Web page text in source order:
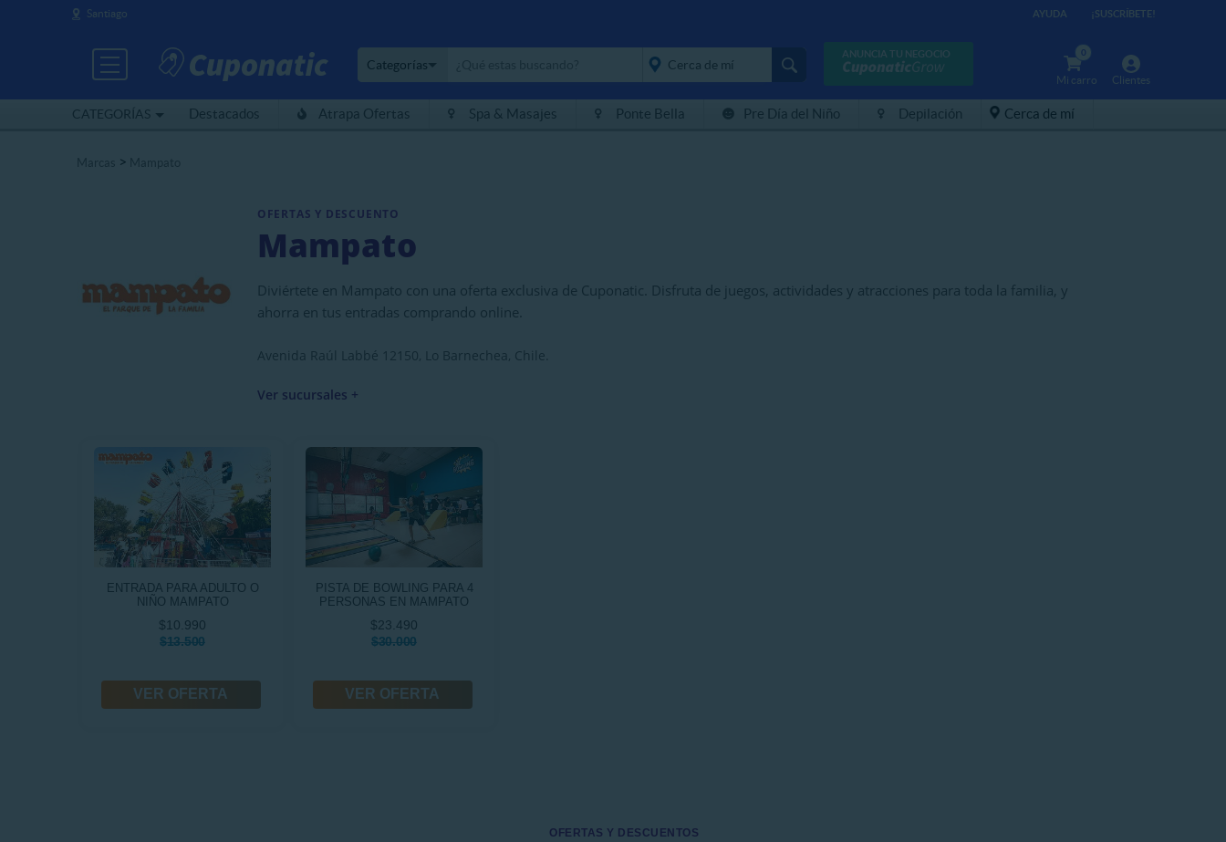
Santiago AYUDA ¡SUSCRÍBETE!
CATEGORÍAS
ANUNCIA TU NEGOCIO
Clientes
Categorías
0
Mi carro
Destacados Atrapa Ofertas Spa & Masajes Ponte Bella Pre Día del Niño Depilación Cerca de mí
>
OFERTAS Y DESCUENTO
Mampato
Diviértete en Mampato con una oferta exclusiva de Cuponatic. Disfruta de juegos, actividades y atracciones para toda la familia, y
ahorra en tus entradas comprando online.
Avenida Raúl Labbé 12150, Lo Barnechea, Chile.
Ver sucursales +
ENTRADA PARA ADULTO O
NIÑO MAMPATO
$10.990
$13.500
VER OFERTA
PISTA DE BOWLING PARA 4
PERSONAS EN MAMPATO
$23.490
$30.000
VER OFERTA
OFERTAS Y DESCUENTOS